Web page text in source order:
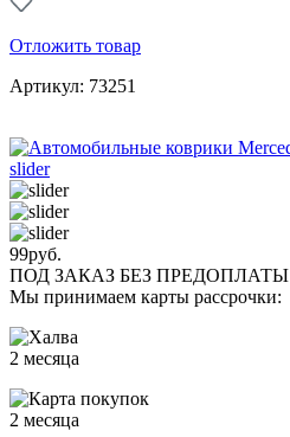
Отложить товар
Артикул: 73251
99руб.
ПОД ЗАКАЗ БЕЗ ПРЕДОПЛАТЫ
Мы принимаем карты рассрочки:
2 месяца
2 месяца